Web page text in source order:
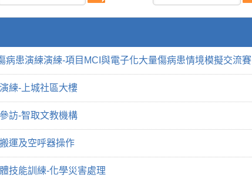
病患演練演練-項目MCI與電子化大量傷病患情境模擬交流賽
練-上城社區大樓
訪-智取文教機構
運及空呼器操作
技能訓練-化學災害處理